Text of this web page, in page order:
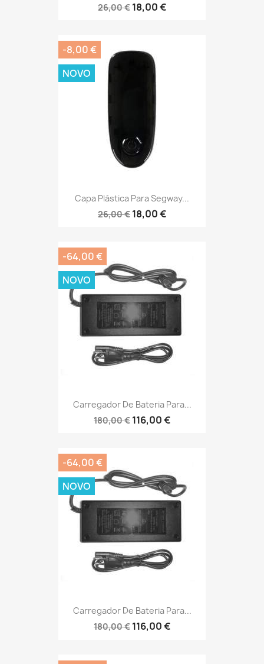
26,00 € 18,00 €
Capa Plástica Para Segway...
26,00 € 18,00 €
-8,00 €
NOVO
Carregador De Bateria Para...
180,00 € 116,00 €
-64,00 €
NOVO
Carregador De Bateria Para...
180,00 € 116,00 €
-64,00 €
NOVO